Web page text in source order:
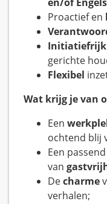
Proactief en
Initiatiefrijk
gerichte
Flexibel
Wat krijg je van
Een
ochtend blij
Een
van
Decharme
verhalen;